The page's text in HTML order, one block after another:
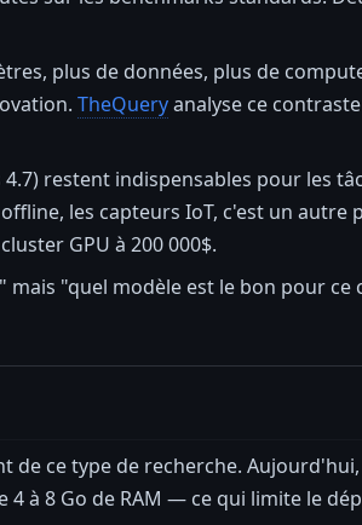
plus de données, plus de
TheQueryanalyse ce
4.7) restent indispensables pour les
les capteurs IoT, c'est un autre
GPU à 200 000$.
"quel modèle est le bon pour ce
de ce type de recherche.
à 8 Go de RAM — ce qui limite le